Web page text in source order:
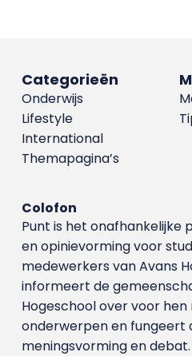
Categorieën
Onderwijs
Lifestyle
International
Themapagina’s
Colofon
Punt is het onafhankelijke
en opinievorming voor
medewerkers van Avans
informeert de
Hogeschool over voor
onderwerpen en fungeert
meningsvorming en